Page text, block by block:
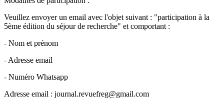
Veuillez envoyer un email avec l'objet suivant : "participation à la
5ème édition du séjour de recherche" et comportant :
- Nom et prénom
- Adresse email
- Numéro Whatsapp
Adresse email : journal.revuefreg@gmail.com